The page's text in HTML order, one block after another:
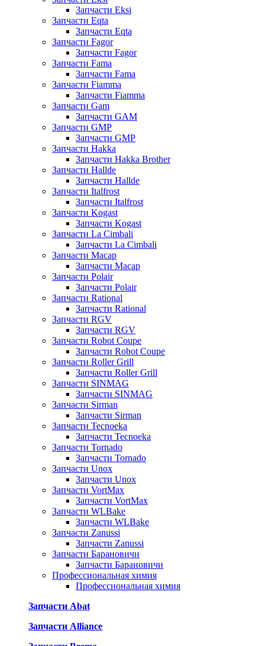
Запчасти Eksi
Запчасти Eqta
Запчасти Eqta
Запчасти Fagor
Запчасти Fagor
Запчасти Fama
Запчасти Fama
Запчасти Fiamma
Запчасти Fiamma
Запчасти Gam
Запчасти GAM
Запчасти GMP
Запчасти GMP
Запчасти Hakka
Запчасти Hakka Brother
Запчасти Hallde
Запчасти Hallde
Запчасти Italfrost
Запчасти Italfrost
Запчасти Kogast
Запчасти Kogast
Запчасти La Cimbali
Запчасти La Cimbali
Запчасти Macap
Запчасти Macap
Запчасти Polair
Запчасти Polair
Запчасти Rational
Запчасти Rational
Запчасти RGV
Запчасти RGV
Запчасти Robot Coupe
Запчасти Robot Coupe
Запчасти Roller Grill
Запчасти Roller Grill
Запчасти SINMAG
Запчасти SINMAG
Запчасти Sirman
Запчасти Sirman
Запчасти Tecnoeka
Запчасти Tecnoeka
Запчасти Tornado
Запчасти Tornado
Запчасти Unox
Запчасти Unox
Запчасти VortMax
Запчасти VortMax
Запчасти WLBake
Запчасти WLBake
Запчасти Zanussi
Запчасти Zanussi
Запчасти Барановичи
Запчасти Барановичи
Профессиональная химия
Профессиональная химия
Запчасти Abat
Запчасти Alliance